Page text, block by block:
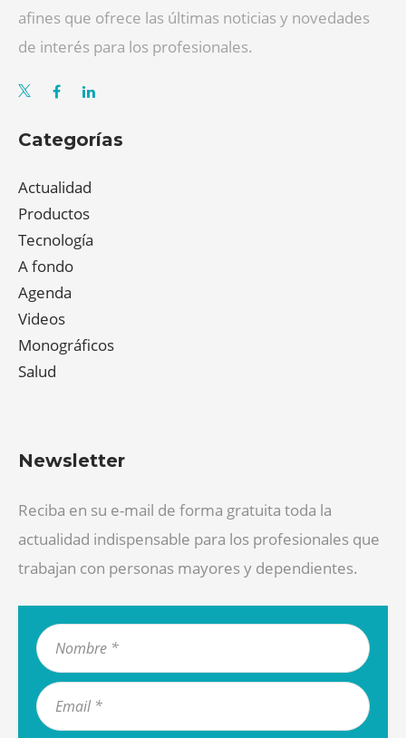
afines que ofrece las últimas noticias y novedades
de interés para los profesionales.
Categorías
Actualidad
Productos
Tecnología
A fondo
Agenda
Videos
Monográficos
Salud
Newsletter
Reciba en su e-mail de forma gratuita toda la
actualidad indispensable para los profesionales que
trabajan con personas mayores y dependientes.